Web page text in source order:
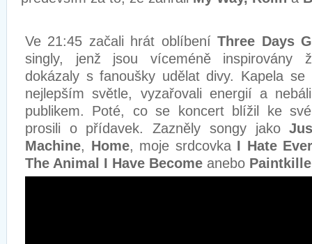
Ve 21:45 začali hrát oblíbeníThree Days
singly, jenž jsou víceméně inspirovány
dokázaly s fanoušky udělat divy. Kapela
nejlepším světle, vyzařovali energií a
publikem. Poté, co se koncert blížil ke
prosili o přídavek. Zazněly songy jako
Machine, Home, moje srdcovka I Hate
The Animal I Have Become anebo